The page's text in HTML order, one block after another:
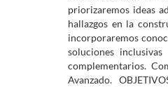
priorizaremos ideas
hallazgos en la
incorporaremos
soluciones
complementarios.
Avanzado.